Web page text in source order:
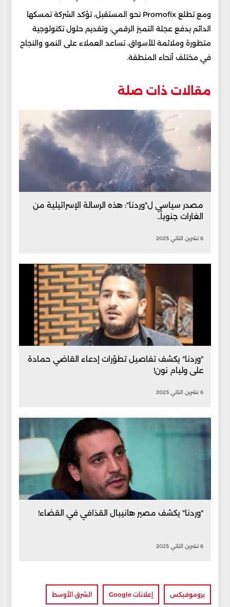
ومع تطلع Promofix نحو المستقبل، تؤكد الشركة تمسكها
الدائم بدفع عجلة التميز الرقمي، وتقديم حلول تكنولوجية
متطورة وملائمة للأسواق، تساعد العملاء على النمو والنجاح
في مختلف أنحاء المنطقة.
مقالات ذات صلة
مصدر سياسي ل"وردنا": هذه الرسالة الإسرائيلية من
الغارات جنوباً..
6 تشرين الثاني 2025
"وردنا" يكشف تفاصيل تطوّرات إدعاء القاضي حمادة
على وليام نون!
6 تشرين الثاني 2025
"وردنا" يكشف مصير هانيبال القذافي في القضاء!
6 تشرين الثاني 2025
بروموفيكس إعلانات Google الشرق الأوسط